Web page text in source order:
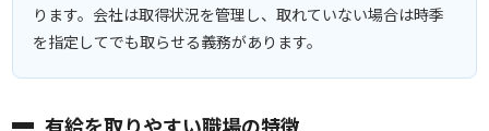
ります。会社は取得状況を管理し、取れていない場合は時季
を指定してでも取らせる義務があります。